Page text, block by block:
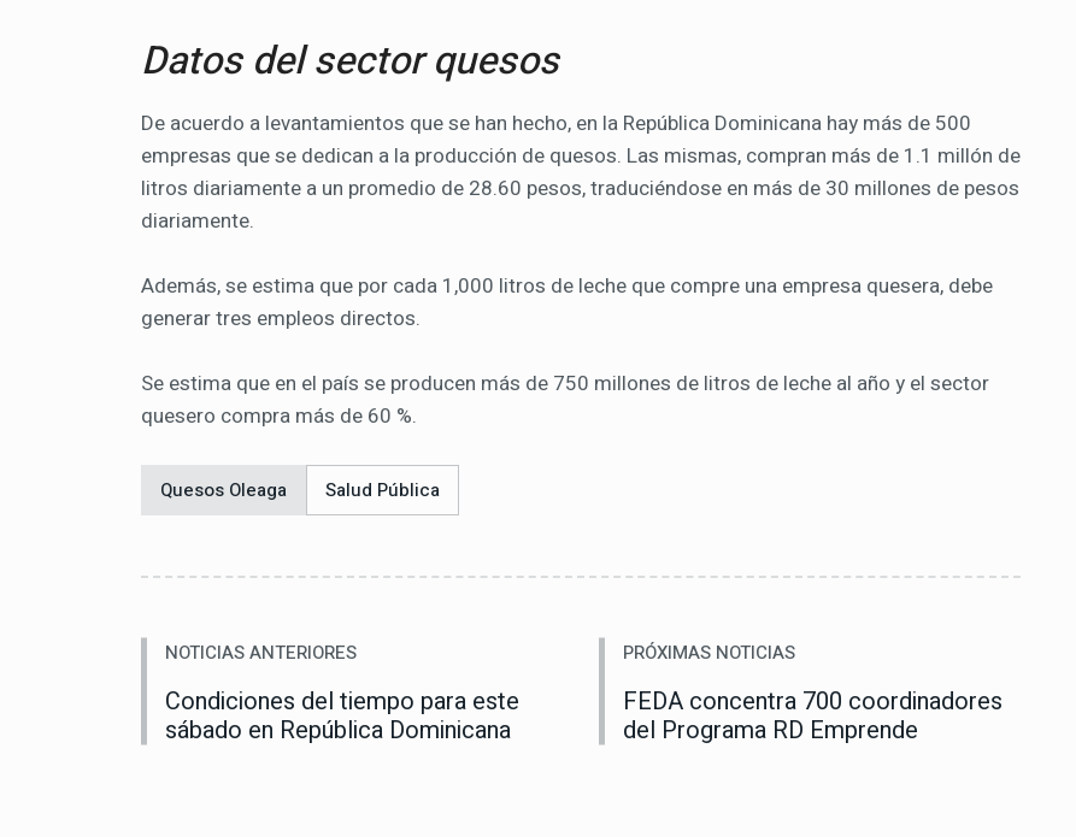
Datos del sector quesos
De acuerdo a levantamientos que se han hecho, en la República Dominicana hay más de 500
empresas que se dedican a la producción de quesos. Las mismas, compran más de 1.1 millón de
litros diariamente a un promedio de 28.60 pesos, traduciéndose en más de 30 millones de pesos
diariamente.
Además, se estima que por cada 1,000 litros de leche que compre una empresa quesera, debe
generar tres empleos directos.
Se estima que en el país se producen más de 750 millones de litros de leche al año y el sector
quesero compra más de 60 %.
Quesos Oleaga Salud Pública
NOTICIAS ANTERIORES
Condiciones del tiempo para este
sábado en República Dominicana
PRÓXIMAS NOTICIAS
FEDA concentra 700 coordinadores
del Programa RD Emprende